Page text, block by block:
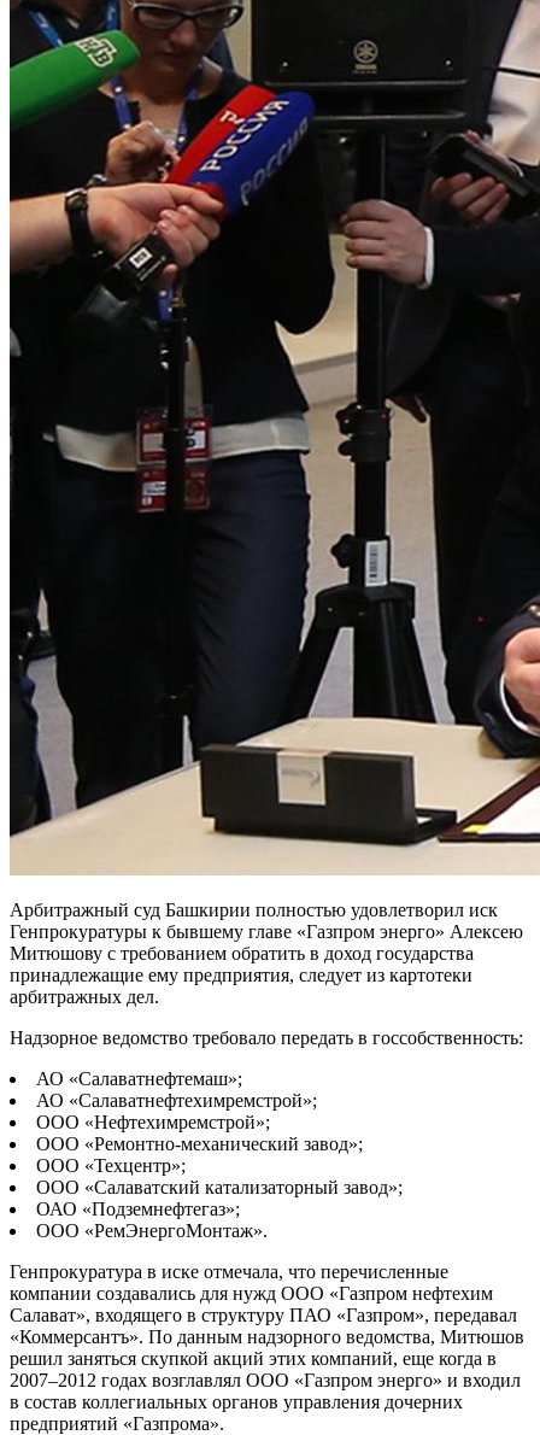
Арбитражный суд Башкирии полностью удовлетворил иск
Генпрокуратуры к бывшему главе «Газпром энерго» Алексею
Митюшову с требованием обратить в доход государства
принадлежащие ему предприятия, следует из картотеки
арбитражных дел.
Надзорное ведомство требовало передать в госсобственность:
АО «Салаватнефтемаш»;
АО «Салаватнефтехимремстрой»;
ООО «Нефтехимремстрой»;
ООО «Ремонтно-механический завод»;
ООО «Техцентр»;
ООО «Салаватский катализаторный завод»;
ОАО «Подземнефтегаз»;
ООО «РемЭнергоМонтаж».
Генпрокуратура в иске отмечала, что перечисленные
компании создавались для нужд ООО «Газпром нефтехим
Салават», входящего в структуру ПАО «Газпром», передавал
«Коммерсантъ». По данным надзорного ведомства, Митюшов
решил заняться скупкой акций этих компаний, еще когда в
2007–2012 годах возглавлял ООО «Газпром энерго» и входил
в состав коллегиальных органов управления дочерних
предприятий «Газпрома».